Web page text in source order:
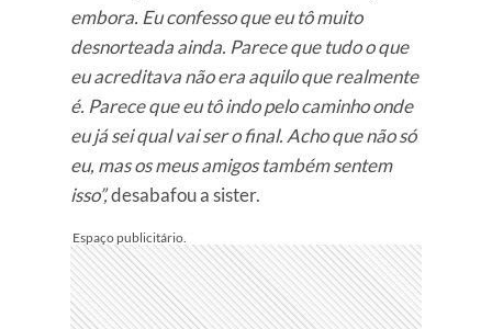
embora. Eu confesso que eu tô muito
desnorteada ainda. Parece que tudo o que
eu acreditava não era aquilo que realmente
é. Parece que eu tô indo pelo caminho onde
eu já sei qual vai ser o final. Acho que não só
eu, mas os meus amigos também sentem
isso”,desabafou a sister.